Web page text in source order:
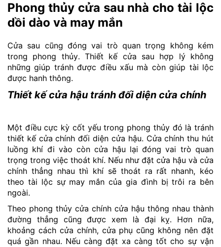
Phong thủy cửa sau nhà cho tài lộc
dồi dào và may mắn
Cửa sau cũng đóng vai trò quan trọng không kém
trong phong thủy. Thiết kế cửa sau hợp lý không
những giúp tránh được điều xấu mà còn giúp tài lộc
được hanh thông.
Thiết kế cửa hậu tránh đối diện cửa chính
Một điều cực kỳ cốt yếu trong phong thủy đó là tránh
thiết kế cửa chính đối diện cửa hậu. Cửa chính thu hút
luồng khí đi vào còn cửa hậu lại đóng vai trò quan
trọng trong việc thoát khí. Nếu như đặt cửa hậu và cửa
chính thẳng nhau thì khí sẽ thoát ra rất nhanh, kéo
theo tài lộc sự may mắn của gia đình bị trôi ra bên
ngoài.
Theo phong thủy cửa chính cửa hậu thông nhau thành
đường thẳng cũng được xem là đại kỵ. Hơn nữa,
khoảng cách cửa chính, cửa phụ cũng không nên đặt
quá gần nhau. Nếu càng đặt xa càng tốt cho sự vận